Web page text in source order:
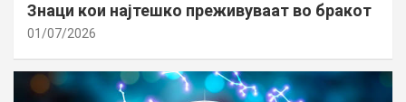
Знаци кои најтешко преживуваат во бракот
01/07/2026